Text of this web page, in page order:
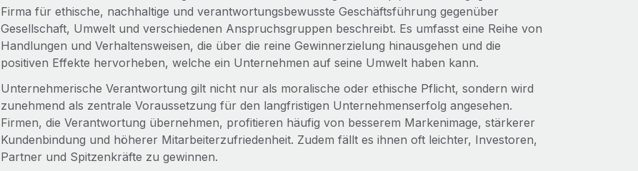
Firma für ethische, nachhaltige und verantwortungsbewusste Geschäftsführung gegenüber
Gesellschaft, Umwelt und verschiedenen Anspruchsgruppen beschreibt. Es umfasst eine Reihe von
Handlungen und Verhaltensweisen, die über die reine Gewinnerzielung hinausgehen und die
positiven Effekte hervorheben, welche ein Unternehmen auf seine Umwelt haben kann.
Unternehmerische Verantwortung gilt nicht nur als moralische oder ethische Pflicht, sondern wird
zunehmend als zentrale Voraussetzung für den langfristigen Unternehmenserfolg angesehen.
Firmen, die Verantwortung übernehmen, profitieren häufig von besserem Markenimage, stärkerer
Kundenbindung und höherer Mitarbeiterzufriedenheit. Zudem fällt es ihnen oft leichter, Investoren,
Partner und Spitzenkräfte zu gewinnen.